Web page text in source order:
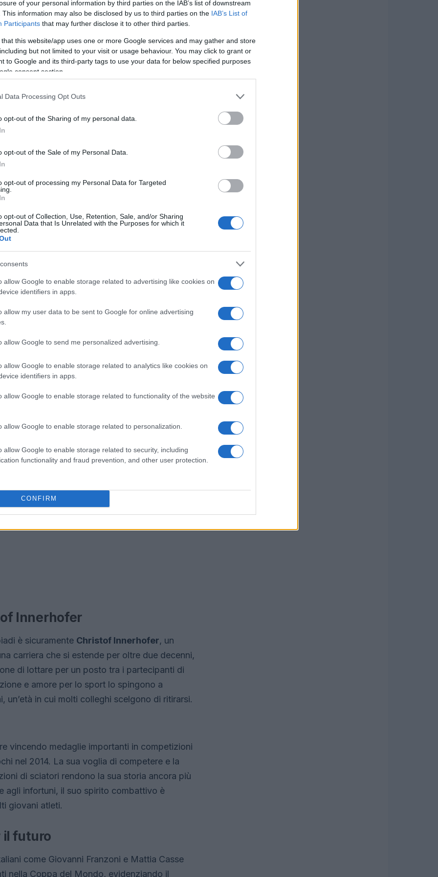
of your personal information by third parties on the IAB’s list of downstream
This information may also be disclosed by us to third parties on the IAB’s List of
Participants that may further disclose it to other third parties.
that this website/app uses one or more Google services and may gather and store
but not limited to your visit or usage behaviour. You may click to grant or
to Google and its third-party tags to use your data for below specified purposes
consent section.
Data Processing Opt Outs
opt-out of the Sharing of my personal data.
opt-out of the Sale of my Personal Data.
opt-out of processing my Personal Data for Targeted
opt-out of Collection, Use, Retention, Sale, and/or Sharing
Data that Is Unrelated with the Purposes for which it
allow Google to enable storage related to advertising like cookies on
identifiers in apps.
allow my user data to be sent to Google for online advertising
allow Google to send me personalized advertising.
allow Google to enable storage related to analytics like cookies on
identifiers in apps.
allow Google to enable storage related to functionality of the website
allow Google to enable storage related to personalization.
allow Google to enable storage related to security, including
functionality and fraud prevention, and other user protection.
CONFIRM
alcuni dei più grandi campioni del
Bode Miller e gli italiani Innerhofer e
ma un simbolo di passione e
discesa libera
maschile è stato fissato con grande
di confrontarsi in tre prove ufficiali, che si
prova inizierà alle ore 11:30, permettendo
in vista della gara finale.
a porte chiuse per il pubblico. Tuttavia, gli
un maxi schermo allestito in piazza
l’emozione delle gare in diretta.
Innerhofer
è sicuramente Christof Innerhofer, un
carriera che si estende per oltre due decenni,
di lottare per un posto tra i partecipanti di
e amore per lo sport lo spingono a
un’età in cui molti colleghi scelgono di ritirarsi.
vincendo medaglie importanti in competizioni
nel 2014. La sua voglia di competere e la
di sciatori rendono la sua storia ancora più
agli infortuni, il suo spirito combattivo è
giovani atleti.
il futuro
come Giovanni Franzoni e Mattia Casse
nella Coppa del Mondo, evidenziando il